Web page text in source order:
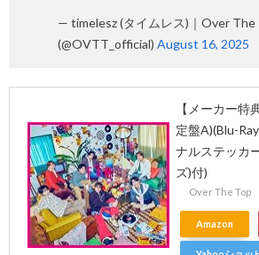
— timelesz (タイムレス)｜Over The
(@OVTT_official) August 16, 2025
【メーカー特
定盤A)(Blu-
ナルステッカ
ズ)付)
Over The Top
Amazon